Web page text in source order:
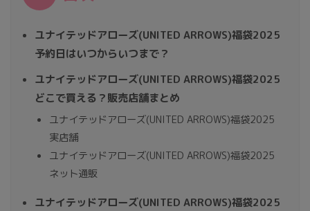
ユナイテッドアローズ(UNITED ARROWS)福袋2025
予約日はいつからいつまで？
ユナイテッドアローズ(UNITED ARROWS)福袋2025
どこで買える？販売店舗まとめ
ユナイテッドアローズ(UNITED ARROWS)福袋2025
実店舗
ユナイテッドアローズ(UNITED ARROWS)福袋2025
ネット通販
ユナイテッドアローズ(UNITED ARROWS)福袋2025